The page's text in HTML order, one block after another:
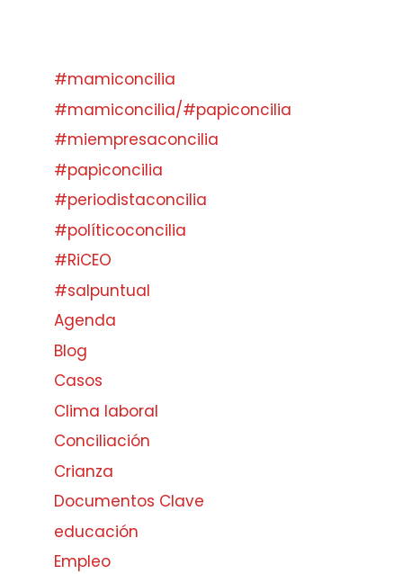
#mamiconcilia
#mamiconcilia/#papiconcilia
#miempresaconcilia
#papiconcilia
#periodistaconcilia
#políticoconcilia
#RiCEO
#salpuntual
Agenda
Blog
Casos
Clima laboral
Conciliación
Crianza
Documentos Clave
educación
Empleo